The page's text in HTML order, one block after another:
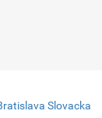
Slovacka